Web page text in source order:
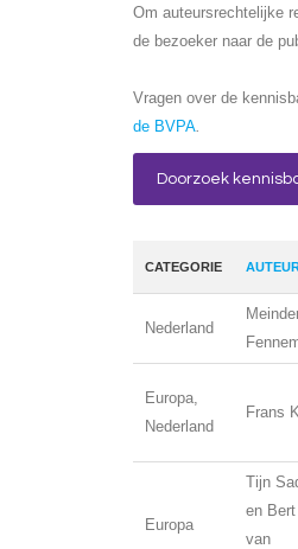
Om auteursrechtelijke
de bezoeker naar de
Vragen over de
de BVPA.
Doorzoek
CATEGORIE
Nederland
Europa,
Nederland
Frans
Europa
Tijn
en Bert
van